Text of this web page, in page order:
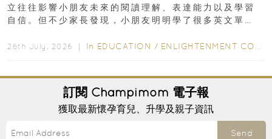
立往往影響小朋友未來的閱讀理解、表達能力以及學習
自信。但不少家長發現，小朋友明明學了很多英文單
26th July, 2026 ｜ In EDUCATION / ENLIGHTENMENT CORNER
訂閱 Champimom 電子報
獲取最新懷孕育兒、升學及親子資訊
Send